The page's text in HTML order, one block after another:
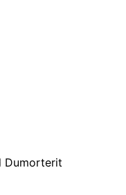
Dumorterit